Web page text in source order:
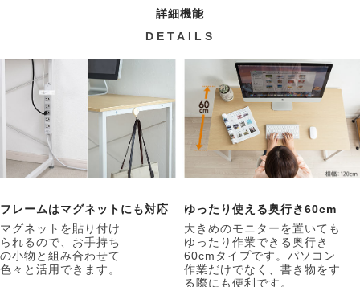
詳細機能
DETAILS
フレームはマグネットにも対応
マグネットを貼り付け
られるので、お手持ち
の小物と組み合わせて
色々と活用できます。
ゆったり使える奥行き60cm
大きめのモニターを置いても
ゆったり作業できる奥行き
60cmタイプです。パソコン
作業だけでなく、書き物をす
る際にも便利です。